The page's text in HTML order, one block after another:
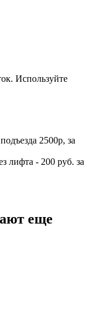
Используйте
2500р, за
лифта - 200 руб. за
еще